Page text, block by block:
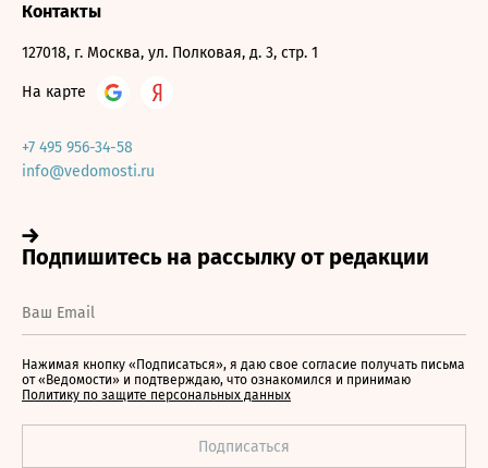
Контакты
127018, г. Москва, ул. Полковая, д. 3, стр. 1
На карте
+7 495 956-34-58
info@vedomosti.ru
Нажимая кнопку «Подписаться», я даю свое согласие получать письма
от «Ведомости» и подтверждаю, что ознакомился и принимаю
Политику по защите персональных данных